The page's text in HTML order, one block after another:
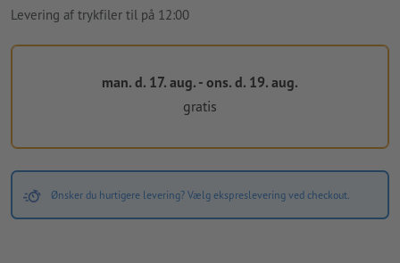
Levering af trykfiler til på 12:00
man. d. 17. aug. - ons. d. 19. aug.
gratis
Ønsker du hurtigere levering? Vælg ekspreslevering ved checkout.